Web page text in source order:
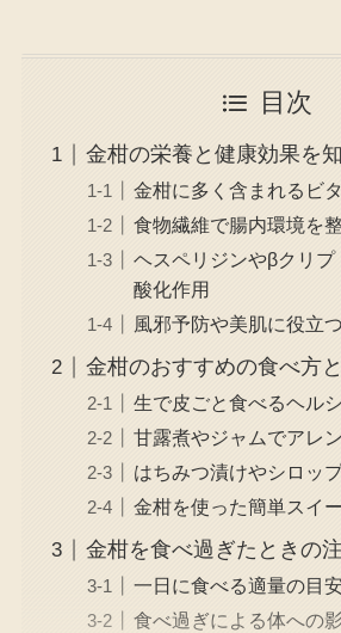
目次
金柑の栄養と健康効果を
金柑に多く含まれるビ
食物繊維で腸内環境を
ヘスペリジンやβクリ
酸化作用
風邪予防や美肌に役立
金柑のおすすめの食べ方
生で皮ごと食べるヘル
甘露煮やジャムでアレ
はちみつ漬けやシロッ
金柑を使った簡単スイ
金柑を食べ過ぎたときの
一日に食べる適量の目
食べ過ぎによる体への